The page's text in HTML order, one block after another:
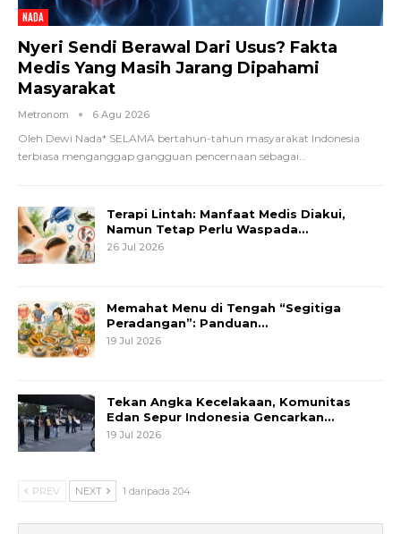
NADA
Nyeri Sendi Berawal Dari Usus? Fakta
Medis Yang Masih Jarang Dipahami
Masyarakat
Metronom 6 Agu 2026
Oleh Dewi Nada* SELAMA bertahun-tahun masyarakat Indonesia
terbiasa menganggap gangguan pencernaan sebagai…
Terapi Lintah: Manfaat Medis Diakui,
Namun Tetap Perlu Waspada…
26 Jul 2026
Memahat Menu di Tengah “Segitiga
Peradangan”: Panduan…
19 Jul 2026
Tekan Angka Kecelakaan, Komunitas
Edan Sepur Indonesia Gencarkan…
19 Jul 2026
PREV NEXT 1 daripada 204